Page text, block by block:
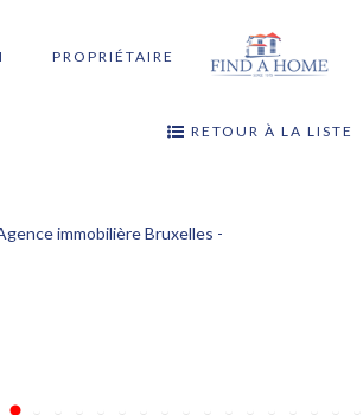
PROPRIÉTAIRE
RETOUR À LA LISTE